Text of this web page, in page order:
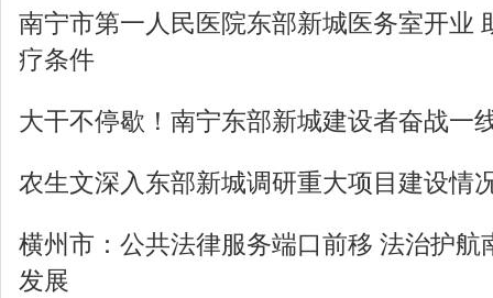
南宁市第一人民医院东部新城医务室开业
疗条件
大干不停歇！南宁东部新城建设者奋战一
农生文深入东部新城调研重大项目建设情
横州市：公共法律服务端口前移 法治护航
发展